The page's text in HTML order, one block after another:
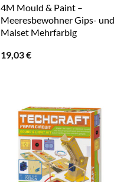
4M Mould & Paint –
Meeresbewohner Gips- und
Malset Mehrfarbig
19,03€